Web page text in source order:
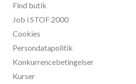
Find butik
Job i STOF 2000
Cookies
Persondatapolitik
Konkurrencebetingelser
Kurser